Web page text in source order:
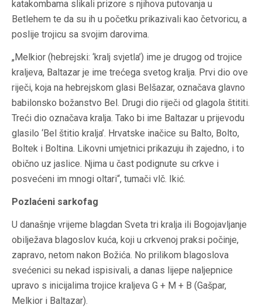
katakombama slikali prizore s njihova putovanja u
Betlehem te da su ih u početku prikazivali kao četvoricu, a
poslije trojicu sa svojim darovima.
„Melkior (hebrejski: ‘kralj svjetla’) ime je drugog od trojice
kraljeva, Baltazar je ime trećega svetog kralja. Prvi dio ove
riječi, koja na hebrejskom glasi Belšazar, označava glavno
babilonsko božanstvo Bel. Drugi dio riječi od glagola štititi.
Treći dio označava kralja. Tako bi ime Baltazar u prijevodu
glasilo ‘Bel štitio kralja’. Hrvatske inačice su Balto, Bolto,
Boltek i Boltina. Likovni umjetnici prikazuju ih zajedno, i to
obično uz jaslice. Njima u čast podignute su crkve i
posvećeni im mnogi oltari“, tumači vlč. Ikić.
Pozlaćeni sarkofag
U današnje vrijeme blagdan Sveta tri kralja ili Bogojavljanje
obilježava blagoslov kuća, koji u crkvenoj praksi počinje,
zapravo, netom nakon Božića. No prilikom blagoslova
svećenici su nekad ispisivali, a danas lijepe naljepnice
upravo s inicijalima trojice kraljeva G + M + B (Gašpar,
Melkior i Baltazar).